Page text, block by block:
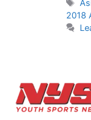
2018